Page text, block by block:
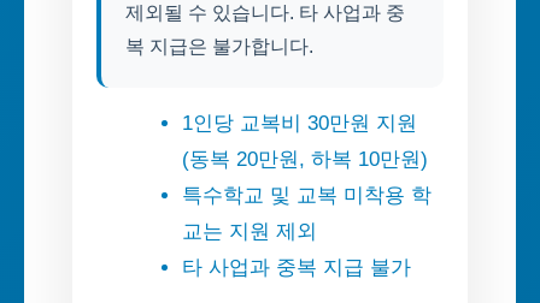
제외될 수 있습니다. 타 사업과 중
복 지급은 불가합니다.
1인당 교복비 30만원 지원
(동복 20만원, 하복 10만원)
특수학교 및 교복 미착용 학
교는 지원 제외
타 사업과 중복 지급 불가